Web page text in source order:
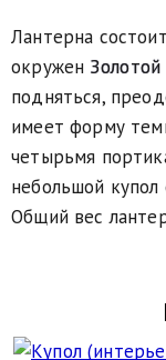
Лантерна
окружен
подняться,
имеет форму
четырьмя
небольшой
Общий вес